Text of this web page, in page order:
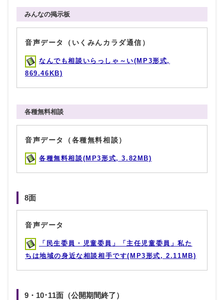
みんなの掲示板
音声データ（いくみんカラダ通信）
なんでも相談いらっしゃ～い(MP3形式,
869.46KB)
各種無料相談
音声データ（各種無料相談）
各種無料相談(MP3形式, 3.82MB)
8面
音声データ
「民生委員・児童委員」「主任児童委員」私た
ちは地域の身近な相談相手です(MP3形式, 2.11MB)
9・10･11面（公開期間終了）